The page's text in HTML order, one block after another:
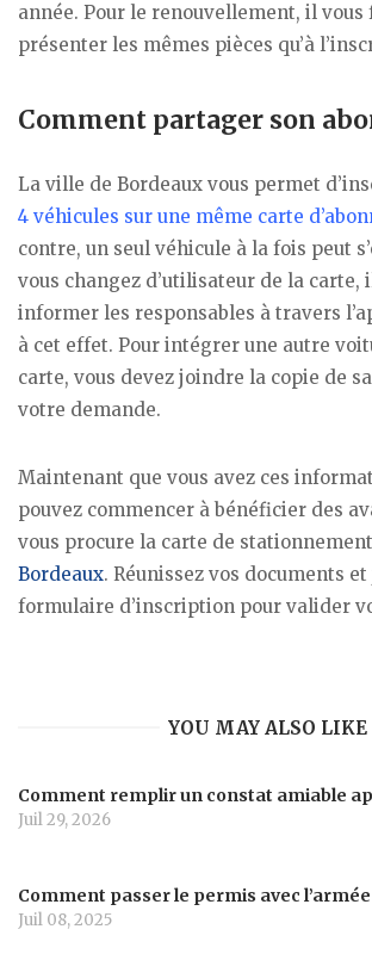
année. Pour le renouvellement, il vous
présenter les mêmes pièces qu’à
Comment partager son
La ville de Bordeaux vous permet
4 véhicules sur une même carte
contre, un seul véhicule à la fois peut
vous changez d’utilisateur de la carte,
informer les responsables à travers
à cet effet. Pour intégrer une autre
carte, vous devez joindre la copie de
votre demande.
Maintenant que vous avez ces
pouvez commencer à bénéficier des
vous procure la carte de
Bordeaux. Réunissez vos documents
formulaire d’inscription pour valider
YOU MAY ALSO LIKE
Comment remplir un constat amiable
Juil 29, 2026
Comment passer le permis avec l’armée
Juil 08, 2025